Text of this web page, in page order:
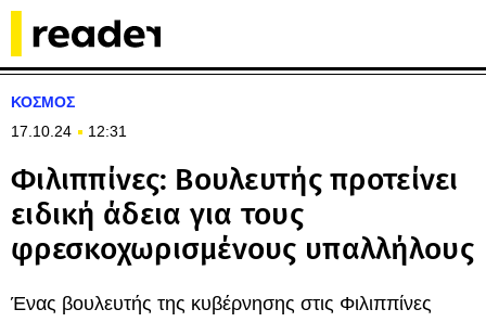
ΚΟΣΜΟΣ
17.10.24
12:31
Φιλιππίνες: Βουλευτής προτείνει
ειδική άδεια για τους
φρεσκοχωρισμένους υπαλλήλους
Ένας βουλευτής της κυβέρνησης στις Φιλιππίνες